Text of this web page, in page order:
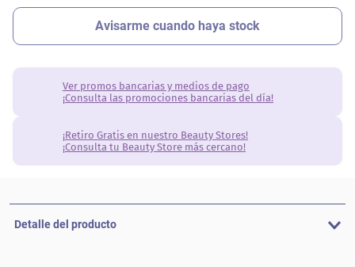
Ver promos bancarias y medios de pago
¡Consulta las promociones bancarias del día!
¡Retiro Gratis en nuestro Beauty Stores!
¡Consulta tu Beauty Store más cercano!
Detalle del producto